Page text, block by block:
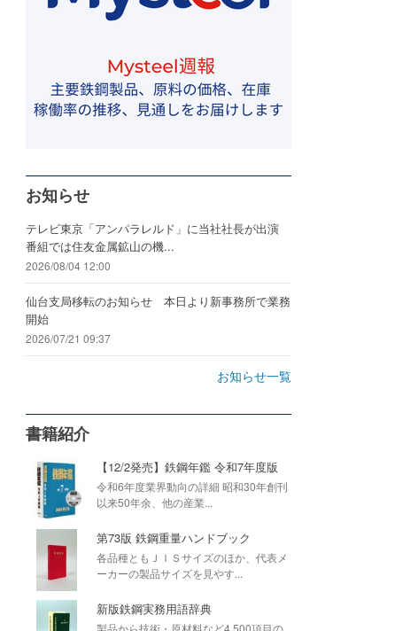
お知らせ
テレビ東京「アンパラレルド」に当社社長が出演
番組では住友金属鉱山の機...
2026/08/04 12:00
仙台支局移転のお知らせ 本日より新事務所で業務
開始
2026/07/21 09:37
お知らせ一覧
書籍紹介
【12/2発売】鉄鋼年鑑 令和7年度版
令和6年度業界動向の詳細 昭和30年創刊
以来50年余、他の産業...
第73版 鉄鋼重量ハンドブック
各品種ともＪＩＳサイズのほか、代表メ
ーカーの製品サイズを見やす...
新版鉄鋼実務用語辞典
製品から技術・原材料など4,500項目の